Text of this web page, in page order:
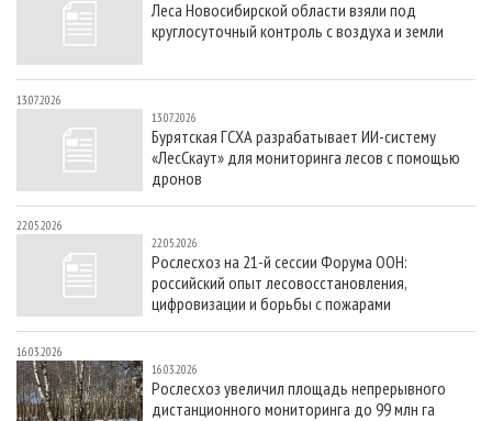
СУШКА ДРЕВЕСИНЫ
ПРОИЗВОДСТВО ДРЕВЕСНЫХ ПЛИТ
ДЕРЕВЯННОЕ ДОМОСТРОЕНИЕ
ПРОИЗВОДСТВО МЕБЕЛИ
БИОЭНЕРГЕТИКА
ЦБП
ИНСТРУМЕНТ И МАТЕРИАЛЫ
ПЕРСОНЫ
МОБИЛЬНЫЕ ВЫСТАВКИ
ПРИОРИТЕТНЫЕ ИНВЕСТПРОЕКТЫ
RUSSIAN FORESTRY REVIEW
ГАЗЕТА ЛЕСПРОМФОРУМ
БИБЛИОТЕКА СПЕЦИАЛИСТА
КОНТАКТЫ
РЕКЛАМА
Леса Новосибирской области взяли под
круглосуточный контроль с воздуха и земли
13.07.2026
13.07.2026
Бурятская ГСХА разрабатывает ИИ-систему
«ЛесСкаут» для мониторинга лесов с помощью
дронов
22.05.2026
22.05.2026
Рослесхоз на 21-й сессии Форума ООН:
российский опыт лесовосстановления,
цифровизации и борьбы с пожарами
16.03.2026
16.03.2026
Рослесхоз увеличил площадь непрерывного
дистанционного мониторинга до 99 млн га